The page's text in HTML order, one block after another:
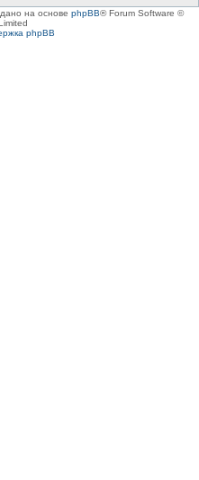
на основе phpBB® Forum Software ©
phpBB